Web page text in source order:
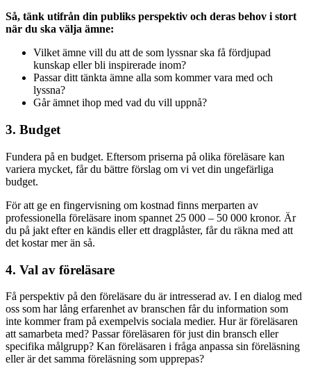
Så, tänk utifrån din publiks perspektiv och deras behov i stort
när du ska välja ämne:
Vilket ämne vill du att de som lyssnar ska få fördjupad
kunskap eller bli inspirerade inom?
Passar ditt tänkta ämne alla som kommer vara med och
lyssna?
Går ämnet ihop med vad du vill uppnå?
3. Budget
Fundera på en budget. Eftersom priserna på olika föreläsare kan
variera mycket, får du bättre förslag om vi vet din ungefärliga
budget.
För att ge en fingervisning om kostnad finns merparten av
professionella föreläsare inom spannet 25 000 – 50 000 kronor. Är
du på jakt efter en kändis eller ett dragplåster, får du räkna med att
det kostar mer än så.
4. Val av föreläsare
Få perspektiv på den föreläsare du är intresserad av. I en dialog med
oss som har lång erfarenhet av branschen får du information som
inte kommer fram på exempelvis sociala medier. Hur är föreläsaren
att samarbeta med? Passar föreläsaren för just din bransch eller
specifika målgrupp? Kan föreläsaren i fråga anpassa sin föreläsning
eller är det samma föreläsning som upprepas?